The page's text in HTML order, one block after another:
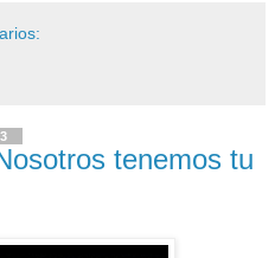
tenemos tu